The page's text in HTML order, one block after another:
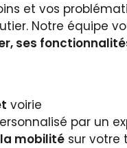
et vos
Notre équipe
ses
voirie
par un
mobilitésur votre